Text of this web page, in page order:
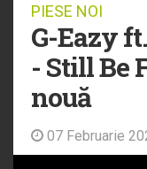
PIESE NOI
G-Eazy
- Still Be
nouă
07 Februarie